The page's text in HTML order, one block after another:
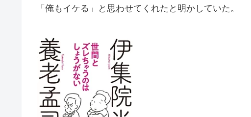
「俺もイケる」と思わせてくれたと明かしていた。